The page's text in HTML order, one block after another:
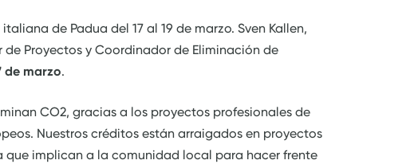
de Padua del 17 al 19 de marzo. Sven Kallen,
de Proyectos y Coordinador de Eliminación de
de marzo.
CO2, gracias a los proyectos profesionales de
Nuestros créditos están arraigados en proyectos
que implican a la comunidad local para hacer frente